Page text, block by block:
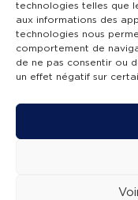
technologies telles que
aux informations des
technologies nous
comportement de
de ne pas consentir ou
un effet négatif sur
Mentions